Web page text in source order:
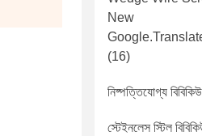
New
(16)
নিষ্পত্তিযোগ্য
স্টেইনলেস স্টিল